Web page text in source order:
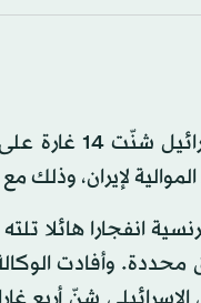
أفادت وسائل
الموالية لإيران،
انفجارا هائلا